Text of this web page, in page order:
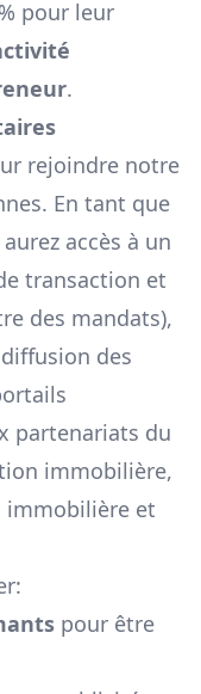
pour leur
.
rejoindre notre
. En tant que
accès à un
transaction et
des mandats),
des
partenariats du
immobilière,
immobilière et
pour être